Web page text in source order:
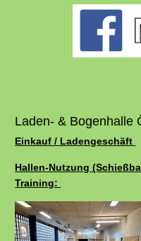
Laden- & Bogenhalle
Einkauf / Ladengeschäft
Hallen-Nutzung
Training: